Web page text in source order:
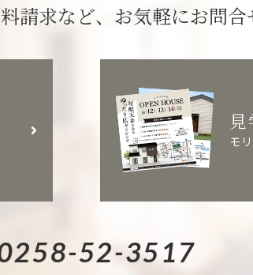
請求など、 お気軽にお問
モ
52-3517